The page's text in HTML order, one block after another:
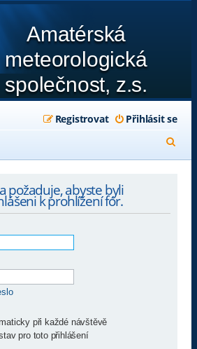
Amatérská
meteorologická
společnost, z.s.
Přihlásit se
Registrovat
l
požaduje, abyste byli
k prohlížení fór.
při každé návštěvě
pro toto přihlášení